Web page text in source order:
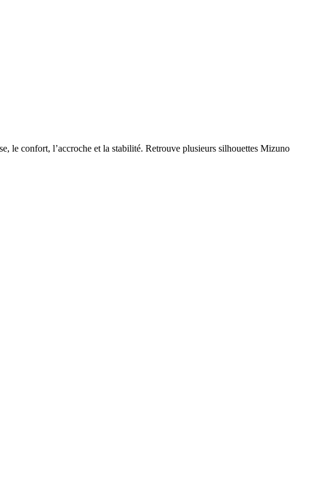
le confort, l’accroche et la stabilité. Retrouve plusieurs silhouettes Mizuno